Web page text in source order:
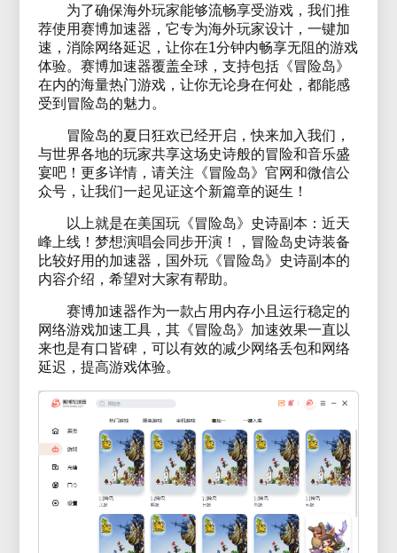
为了确保海外玩家能够流畅享受游戏，我们推
荐使用赛博加速器，它专为海外玩家设计，一键加
速，消除网络延迟，让你在1分钟内畅享无阻的游戏
体验。赛博加速器覆盖全球，支持包括《冒险岛》
在内的海量热门游戏，让你无论身在何处，都能感
受到冒险岛的魅力。
冒险岛的夏日狂欢已经开启，快来加入我们，
与世界各地的玩家共享这场史诗般的冒险和音乐盛
宴吧！更多详情，请关注《冒险岛》官网和微信公
众号，让我们一起见证这个新篇章的诞生！
以上就是在美国玩《冒险岛》史诗副本：近天
峰上线！梦想演唱会同步开演！，冒险岛史诗装备
比较好用的加速器，国外玩《冒险岛》史诗副本的
内容介绍，希望对大家有帮助。
赛博加速器作为一款占用内存小且运行稳定的
网络游戏加速工具，其《冒险岛》加速效果一直以
来也是有口皆碑，可以有效的减少网络丢包和网络
延迟，提高游戏体验。